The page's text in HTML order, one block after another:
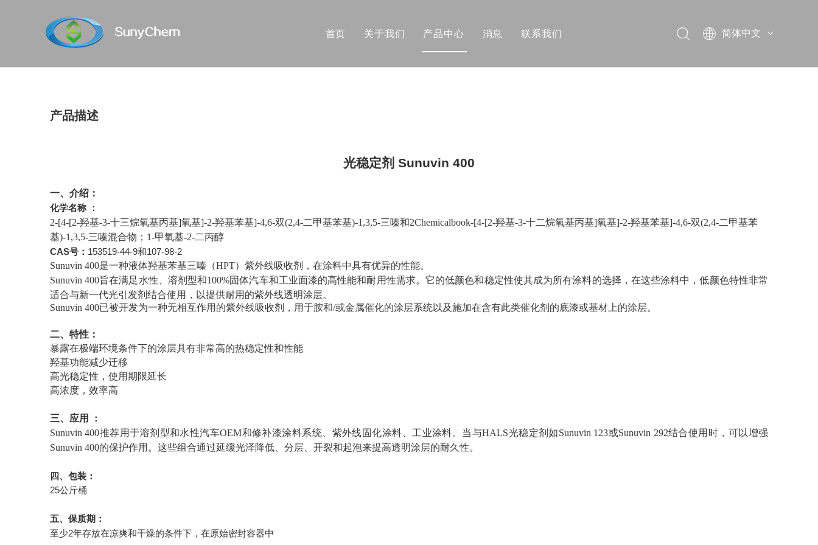
首页 关于我们 产品中心
个人护理产品原料
胶黏剂
消息 联系我们
简体中文
产品描述
光稳定剂 Sunuvin 400
一、介绍：
化学名称 ：
2-[4-[2-羟基-3-十三烷氧基丙基]氧基]-2-羟基苯基]-4,6-双(2,4-二甲基苯基)-1,3,5-三嗪和2Chemicalbook-[4-[2-羟基-3-十二烷氧基丙基]氧基]-2-羟基苯基]-4,6-双(2,4-二甲基苯
基)-1,3,5-三嗪混合物；1-甲氧基-2-二丙醇
CAS号： 153519-44-9和107-98-2
Sunuvin 400是一种液体羟基苯基三嗪（HPT）紫外线吸收剂，在涂料中具有优异的性能。
Sunuvin 400旨在满足水性、溶剂型和100%固体汽车和工业面漆的高性能和耐用性需求。它的低颜色和稳定性使其成为所有涂料的选择，在这些涂料中，低颜色特性非常
适合与新一代光引发剂结合使用，以提供耐用的紫外线透明涂层。
Sunuvin 400已被开发为一种无相互作用的紫外线吸收剂，用于胺和/或金属催化的涂层系统以及施加在含有此类催化剂的底漆或基材上的涂层。
二、特性：
暴露在极端环境条件下的涂层具有非常高的热稳定性和性能
羟基功能减少迁移
高光稳定性，使用期限延长
高浓度，效率高
三、应用
：
Sunuvin 400推荐用于溶剂型和水性汽车OEM和修补漆涂料系统、紫外线固化涂料、工业涂料。当与HALS光稳定剂如Sunuvin 123或Sunuvin 292结合使用时，可以增强
Sunuvin 400的保护作用。这些组合通过延缓光泽降低、分层、开裂和起泡来提高透明涂层的耐久性。
四、包装：
25公斤桶
五、保质期：
至少2年存放在凉爽和干燥的条件下，在原始密封容器中